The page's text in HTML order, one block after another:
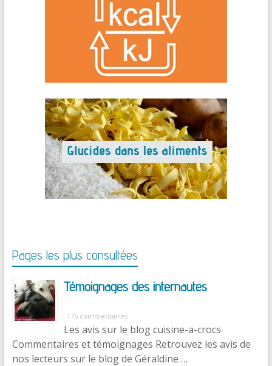
Pages les plus consultées
Témoignages des internautes
176 commentaires
Les avis sur le blog cuisine-a-crocs
Commentaires et témoignages Retrouvez les avis de
nos lecteurs sur le blog de Géraldine …